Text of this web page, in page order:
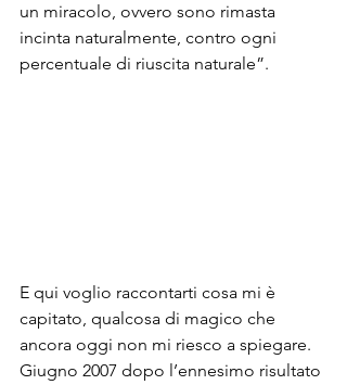
un miracolo, ovvero sono rimasta
incinta naturalmente, contro ogni
percentuale di riuscita naturale”.
E qui voglio raccontarti cosa mi è
capitato, qualcosa di magico che
ancora oggi non mi riesco a spiegare.
Giugno 2007 dopo l’ennesimo risultato